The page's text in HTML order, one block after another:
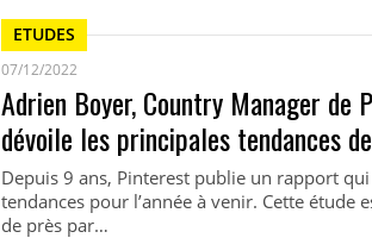
ETUDES
07/12/2022
Adrien Boyer, Country Manager de
dévoile les principales tendances
Depuis 9 ans, Pinterest publie un rapport
tendances pour l’année à venir. Cette étude
de près par…